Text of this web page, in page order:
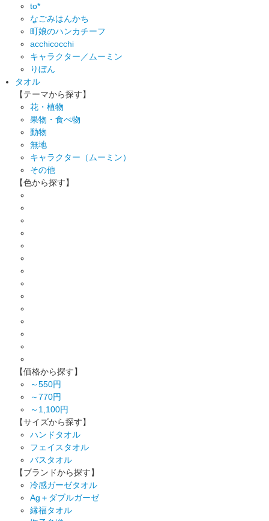
to*
なごみはんかち
町娘のハンカチーフ
acchicocchi
キャラクター／ムーミン
りぼん
タオル
【テーマから探す】
花・植物
果物・食べ物
動物
無地
キャラクター（ムーミン）
その他
【色から探す】
【価格から探す】
～550円
～770円
～1,100円
【サイズから探す】
ハンドタオル
フェイスタオル
バスタオル
【ブランドから探す】
冷感ガーゼタオル
Ag＋ダブルガーゼ
縁福タオル